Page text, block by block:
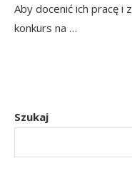
Aby docenić ich pracę i
konkurs na …
Szukaj